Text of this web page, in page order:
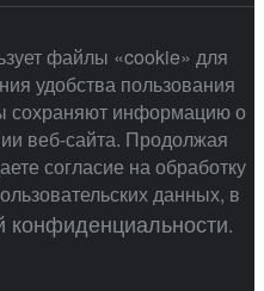
файлы «cookie» для
удобства пользования
сохраняют информацию о
веб-сайта. Продолжая
согласие на обработку
данных, в
конфиденциальности.